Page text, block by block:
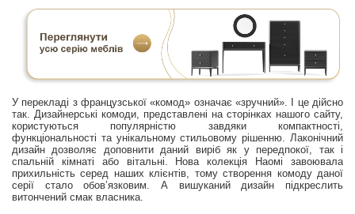
У перекладі з французської «комод» означає «зручний». І це дійсно
так. Дизайнерські комоди, представлені на сторінках нашого сайту,
користуються популярністю завдяки компактності,
функціональності та унікальному стильовому рішенню. Лаконічний
дизайн дозволяє доповнити даний виріб як у передпокої, так і
спальній кімнаті або вітальні. Нова колекція Наомі завоювала
прихильність серед наших клієнтів, тому створення комоду даної
серії стало обов’язковим. А вишуканий дизайн підкреслить
витончений смак власника.